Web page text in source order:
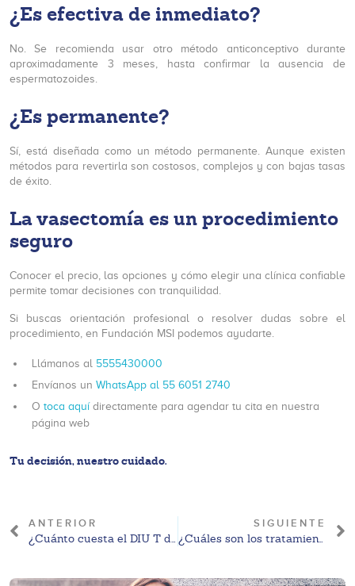
¿Es efectiva de inmediato?
No. Se recomienda usar otro método anticonceptivo durante
aproximadamente 3 meses, hasta confirmar la ausencia de
espermatozoides.
¿Es permanente?
Sí, está diseñada como un método permanente. Aunque existen
métodos para revertirla son costosos, complejos y con bajas tasas
de éxito.
La vasectomía es un procedimiento
seguro
Conocer el precio, las opciones y cómo elegir una clínica confiable
permite tomar decisiones con tranquilidad.
Si buscas orientación profesional o resolver dudas sobre el
procedimiento, en Fundación MSI podemos ayudarte.
Llámanos al 5555430000
Envíanos un WhatsApp al 55 6051 2740
O toca aquí directamente para agendar tu cita en nuestra
página web
Tu decisión, nuestro cuidado.
ANTERIOR
¿Cuánto cuesta el DIU T de cobre? Precio CDMX 2026
SIGUIENTE
¿Cuáles son los tratamientos disponibles para el VPH en clínicas de México?